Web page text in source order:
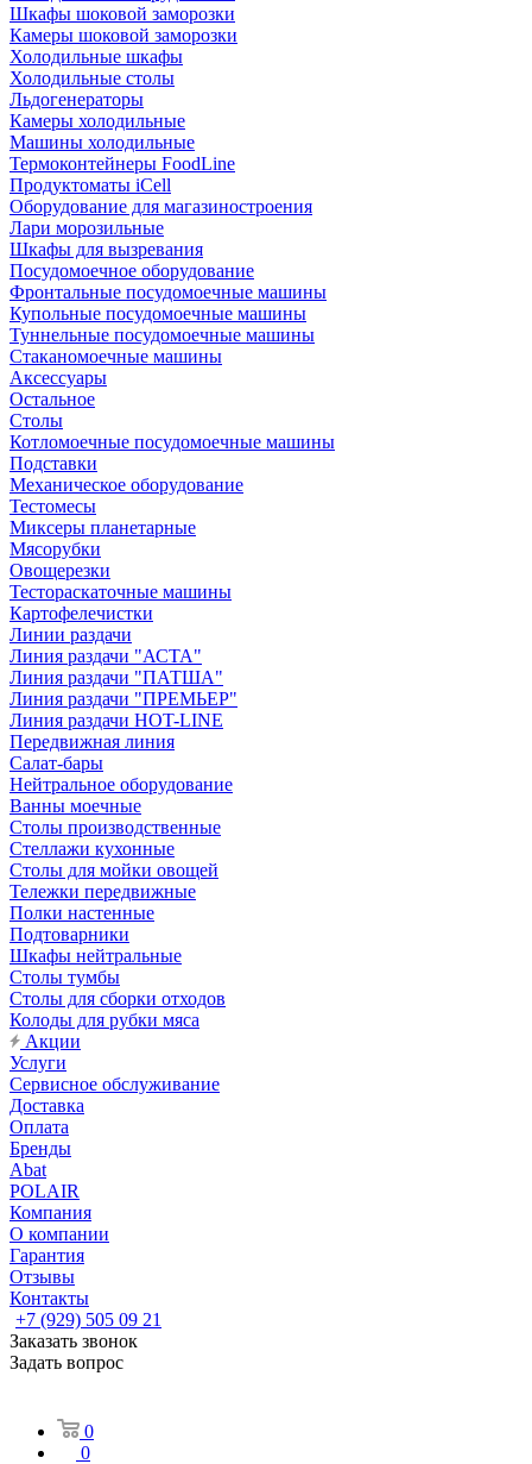
Шкафы шоковой заморозки
Камеры шоковой заморозки
Холодильные шкафы
Холодильные столы
Льдогенераторы
Камеры холодильные
Машины холодильные
Термоконтейнеры FoodLine
Продуктоматы iCell
Оборудование для магазиностроения
Лари морозильные
Шкафы для вызревания
Посудомоечное оборудование
Фронтальные посудомоечные машины
Купольные посудомоечные машины
Туннельные посудомоечные машины
Стаканомоечные машины
Аксессуары
Остальное
Столы
Котломоечные посудомоечные машины
Подставки
Механическое оборудование
Тестомесы
Миксеры планетарные
Мясорубки
Овощерезки
Тестораскаточные машины
Картофелечистки
Линии раздачи
Линия раздачи "АСТА"
Линия раздачи "ПАТША"
Линия раздачи "ПРЕМЬЕР"
Линия раздачи HOT-LINE
Передвижная линия
Салат-бары
Нейтральное оборудование
Ванны моечные
Столы производственные
Стеллажи кухонные
Столы для мойки овощей
Тележки передвижные
Полки настенные
Подтоварники
Шкафы нейтральные
Столы тумбы
Столы для сборки отходов
Колоды для рубки мяса
Акции
Услуги
Сервисное обслуживание
Доставка
Оплата
Бренды
Abat
POLAIR
Компания
О компании
Гарантия
Отзывы
Контакты
+7 (929) 505 09 21
Заказать звонок
Задать вопрос
0
0